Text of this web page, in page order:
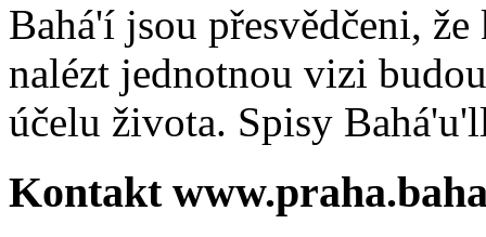
Bahá'í jsou přesvědčeni,
nalézt jednotnou vizi
účelu života. Spisy
Kontakt